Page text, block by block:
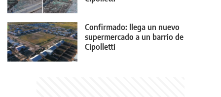
Confirmado: llega un nuevo
supermercado a un barrio de
Cipolletti